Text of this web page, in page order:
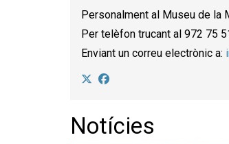
Personalment al Museu de la
Per telèfon trucant al 972 75
Enviant un correu electrònic a:
Notícies